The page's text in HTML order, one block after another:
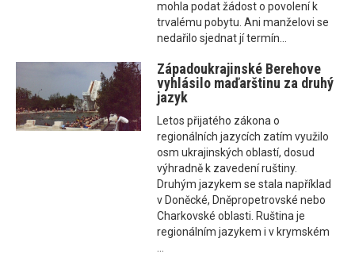
mohla podat žádost o povolení k
trvalému pobytu. Ani manželovi se
nedařilo sjednat jí termín...
Západoukrajinské Berehove
vyhlásilo maďarštinu za druhý
jazyk
Letos přijatého zákona o
regionálních jazycích zatím využilo
osm ukrajinských oblastí, dosud
výhradně k zavedení ruštiny.
Druhým jazykem se stala například
v Doněcké, Dněpropetrovské nebo
Charkovské oblasti. Ruština je
regionálním jazykem i v krymském
...